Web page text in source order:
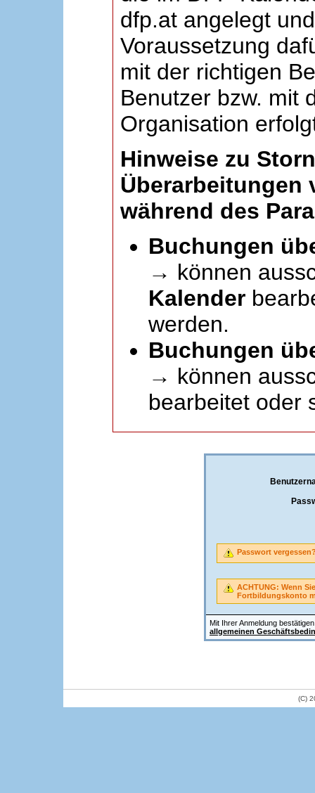
dfp.at angelegt
Voraussetzung
mit der richtigen
Benutzer bzw. mit
Organisation
Hinweise zu
Überarbeitungen
während des
Buchungen
→ können
Kalender
werden.
Buchungen
→ können
bearbeitet oder
Mit Ihrer Anmeldung
allgemeinen
Passwort
ACHTUNG: Wenn
Fortbildungskonto
(C)